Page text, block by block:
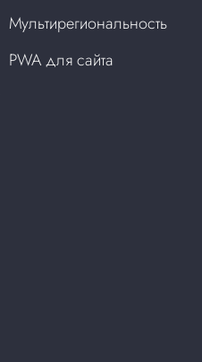
Мультирегиональность
PWA для сайта